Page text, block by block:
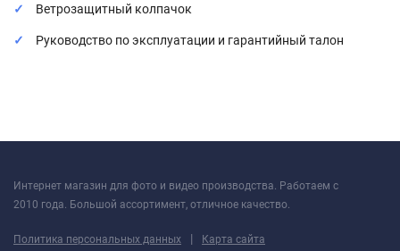
Ветрозащитный колпачок
Руководство по эксплуатации и гарантийный талон
Интернет магазин для фото и видео производства. Работаем с
2010 года. Большой ассортимент, отличное качество.
Политика персональных данных | Карта сайта